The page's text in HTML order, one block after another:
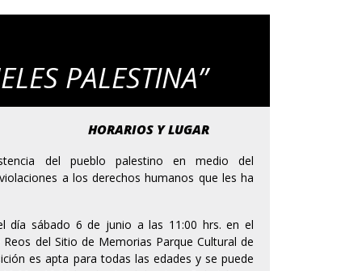
PALESTINA”
HORARIOS Y LUGAR
del pueblo palestino en medio del
a los derechos humanos que les ha
día sábado 6 de junio a las 11:00 hrs. en el
del Sitio de Memorias Parque Cultural de
es apta para todas las edades y se puede